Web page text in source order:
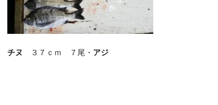
チヌ ３７ｃｍ ７尾・ アジ